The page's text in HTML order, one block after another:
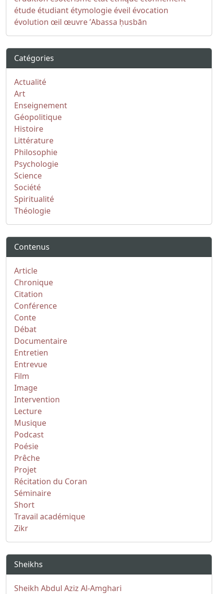
étude étudiant étymologie éveil évocation
évolution œil œuvreʼAbassa ḥusbān
Catégories
Actualité
Art
Enseignement
Géopolitique
Histoire
Littérature
Philosophie
Psychologie
Science
Société
Spiritualité
Théologie
Contenus
Article
Chronique
Citation
Conférence
Conte
Débat
Documentaire
Entretien
Entrevue
Film
Image
Intervention
Lecture
Musique
Podcast
Poésie
Prêche
Projet
Récitation du Coran
Séminaire
Short
Travail académique
Zikr
Sheikhs
Sheikh Abdul Aziz Al-Amghari